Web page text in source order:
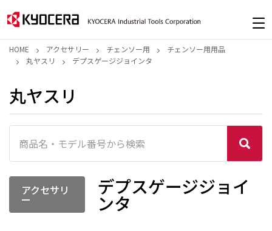
HOME アクセサリー チェンソー用
チェンソー用用品
丸ヤスリ
デプスゲージジョインタ
丸ヤスリ
アクセサリ
ー
デプスゲージジョイ
ンタ